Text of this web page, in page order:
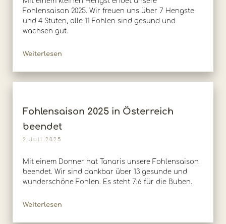
Fohlensaison 2025. Wir freuen uns über 7 Hengste
und 4 Stuten, alle 11 Fohlen sind gesund und
wachsen gut.
Weiterlesen
Fohlensaison 2025 in Österreich
beendet
2 Juli 2025
Mit einem Donner hat Tanaris unsere Fohlensaison
beendet. Wir sind dankbar über 13 gesunde und
wunderschöne Fohlen. Es steht 7:6 für die Buben.
Weiterlesen